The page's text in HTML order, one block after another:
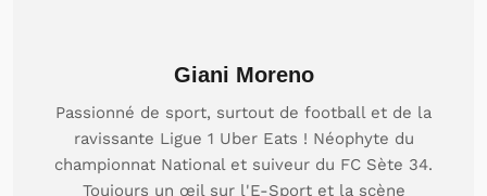
Giani Moreno
Passionné de sport, surtout de football et de la
ravissante Ligue 1 Uber Eats ! Néophyte du
championnat National et suiveur du FC Sète 34.
Toujours un œil sur l'E-Sport et la scène